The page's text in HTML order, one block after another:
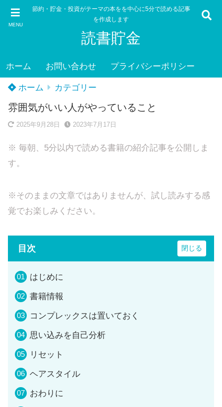
MENU
節約・貯金・投資がテーマの本をを中心に5分で読める記事
を作成します
読書貯金
ホーム お問い合わせ プライバシーポリシー
ホーム カテゴリー
雰囲気がいい人がやっていること
2025年9月28日 2023年7月17日
※ 毎朝、5分以内で読める書籍の紹介記事を公開しま
す。
※そのままの文章ではありませんが、試し読みする感
覚でお楽しみください。
目次
はじめに
書籍情報
コンプレックスは置いておく
思い込みを自己分析
リセット
ヘアスタイル
おわりに